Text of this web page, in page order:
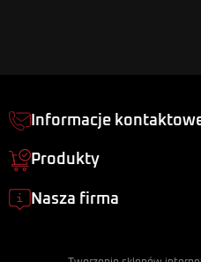
Informacje
Produkty
Nasza firma